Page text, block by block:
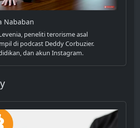
Nababan
peneliti terorisme asal
di podcast Deddy Corbuzier.
dan akun Instagram.